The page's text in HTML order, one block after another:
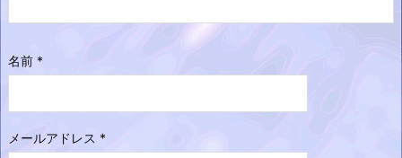
名前 *
メールアドレス *